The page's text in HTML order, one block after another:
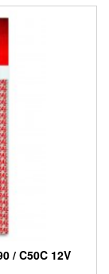
/ C50C 12V